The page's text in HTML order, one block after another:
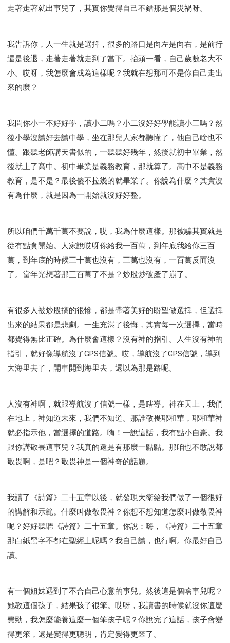
神蹟系列
愚蠢系列 戰勝撒旦系列
得勝的性格
001B課程 - 解開迷思課程
001C課程 - 靈界故事
004課程 - 華人命定神學理念
101課程 - 從尋求到信徒
102課程 - 醫治釋放中階
103課程 - 聖經學習中階
308課程 - 牧養理論基礎培訓
Y131課程 - 主動學習
Y132課程 - 職業策劃
Y133課程 - 活出豐盛
Y134課程 - 動手實驗室
Y135課程 - 做人做事
Y136課程 - 如何學習
研習會01 - 醫治釋放
研習會01 - 如何讀聖經
研習會01 - 得著命定成為祝福
研習會01 - 得勝教會的啟示
研習會01 - 教會的牧養
研習會02 - 得著命定成為祝福
研習會02 - 得勝教會的啟示
研習會02 - 教會的牧養
研習會03 - 醫治釋放特會
研習會03 - 成為門徒特會
走著走著就出事兒了，其實你覺得自己不錯那是個災禍呀。
我告訴你，人一生就是選擇，很多的路口是向左是向右，是前行
還是後退，走著走著就走到了當下。抬頭一看，自己歲數老大不
小。哎呀，我怎麼會成為這樣呢？我就在想那可不是你自己走出
來的麼？
我問你小一不好好學，讀小二嗎？小二沒好好學能讀小三嗎？然
後小學沒讀好去讀中學，坐在那兒人家都聽懂了，他自己啥也不
懂。跟聽老師講天書似的，一聽聽好幾年，然後就初中畢業，然
後就上了高中。初中畢業是義務教育，那就算了。高中不是義務
教育，是不是？最後傻不拉幾的就畢業了。你說為什麼？其實沒
有為什麼，就是因為一開始就沒好好整。
所以咱們千萬千萬不要說，哎，我為什麼這樣。那被騙其實就是
從有點貪開始。人家說哎呀你給我一百萬，到年底我給你三百
萬，到年底的時候三十萬也沒有，三萬也沒有，一百萬反而沒
了。當年光想著那三百萬了不是？炒股炒破產了崩了。
有很多人被炒股搞的很慘，都是帶著美好的盼望做選擇，但選擇
出來的結果都是悲劇。一生充滿了後悔，其實每一次選擇，當時
都覺得無比正確。為什麼會這樣？沒有神的指引。人生沒有神的
指引，就好像導航沒了GPS信號。哎，導航沒了GPS信號，導到
大海里去了，開車開到海里去，還以為那是路呢。
人沒有神啊，就跟導航沒了信號一樣，是瞎導。神在天上，我們
在地上，神知道未來，我們不知道。那誰敬畏耶和華，耶和華神
就必指示他，當選擇的道路。嗨！一說這話，我有點小自豪。我
跟你講敬畏這事兒？我真的還是有那麼一點點。那咱也不敢說都
敬畏啊，是吧？敬畏神是一個神奇的話題。
我讀了《詩篇》二十五章以後，就發現大衛給我們做了一個很好
的講解和示範。什麼叫做敬畏神？你想不想知道怎麼叫做敬畏神
呢？好好聽聽《詩篇》二十五章。你說：嗨，《詩篇》二十五章
那白紙黑字不都在聖經上呢嗎？我自己讀，也行啊。你最好自己
讀。
有一個姐妹遇到了不合自己心意的事兒。然後這是個啥事兒呢？
她教這個孩子，結果孩子很笨。哎呀，我讀書的時候就沒你這麼
費勁，我怎麼能養這麼一個笨孩子呢？你說完了這話，孩子會變
得更笨，還是變得更聰明，肯定變得更笨了。